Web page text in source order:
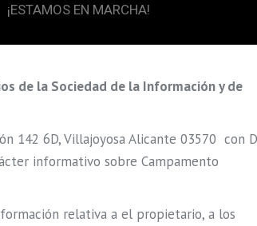
¡ESTAMOS EN MARCHA!
de la Sociedad de la Información y de
142 6D, Villajoyosa Alicante 03570 con
informativo sobre Campamento
relativa a el propietario, a los